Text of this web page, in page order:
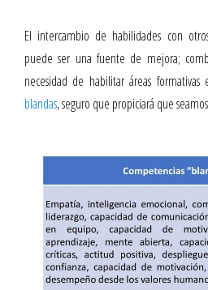
El intercambio de habilidades con
puede ser una fuente de mejora;
necesidad de habilitar áreas formativas
blandas, seguro que propiciará que